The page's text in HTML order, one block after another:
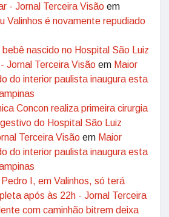
- Jornal Terceira Visão em
Valinhos é novamente repudiado
bebê nascido no Hospital São Luiz
Jornal Terceira Visão em Maior
do interior paulista inaugura esta
Concon realiza primeira cirurgia
do Hospital São Luiz
Terceira Visão em Maior
do interior paulista inaugura esta
I, em Valinhos, só terá
após às 22h - Jornal Terceira
com caminhão bitrem deixa